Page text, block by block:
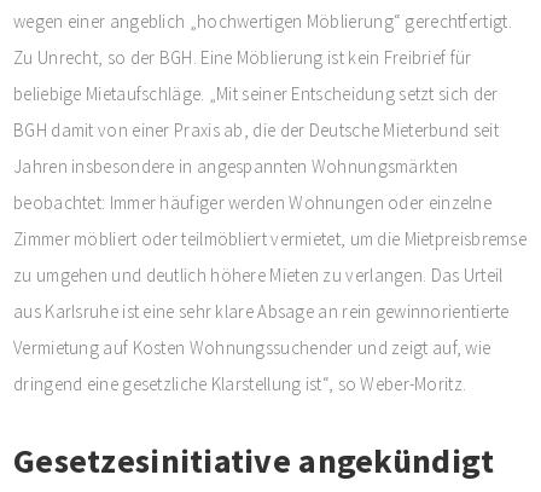
wegen einer angeblich „hochwertigen Möblierung“ gerechtfertigt.
Zu Unrecht, so der BGH. Eine Möblierung ist kein Freibrief für
beliebige Mietaufschläge. „Mit seiner Entscheidung setzt sich der
BGH damit von einer Praxis ab, die der Deutsche Mieterbund seit
Jahren insbesondere in angespannten Wohnungsmärkten
beobachtet: Immer häufiger werden Wohnungen oder einzelne
Zimmer möbliert oder teilmöbliert vermietet, um die Mietpreisbremse
zu umgehen und deutlich höhere Mieten zu verlangen. Das Urteil
aus Karlsruhe ist eine sehr klare Absage an rein gewinnorientierte
Vermietung auf Kosten Wohnungssuchender und zeigt auf, wie
dringend eine gesetzliche Klarstellung ist“, so Weber-Moritz.
Gesetzesinitiative angekündigt